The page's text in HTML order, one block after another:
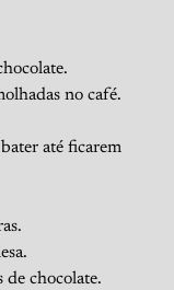
no café.
até ficarem
de chocolate.